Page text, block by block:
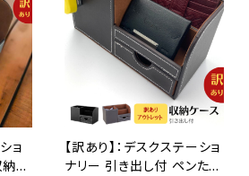
うそdeサイン
ョ
【訳あり】：デスクステーショ
ナリー 引き出し付 ペンたて